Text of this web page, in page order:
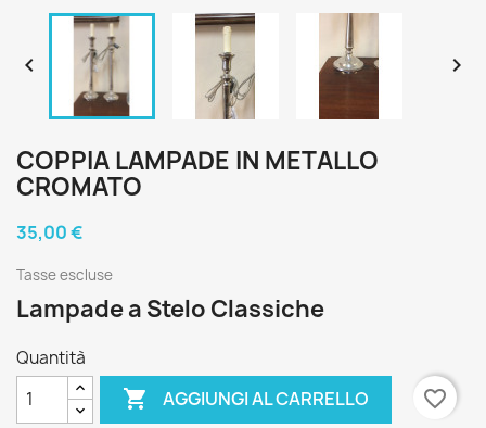
 
COPPIA LAMPADE IN METALLO
CROMATO
35,00 €
Tasse escluse
Lampade a Stelo Classiche
Quantità
 AGGIUNGI AL CARRELLO
favorite_border